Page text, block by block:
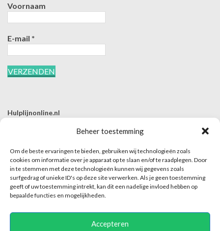
Beheer toestemming
Om de beste ervaringen te bieden, gebruiken wij technologieën zoals
cookies om informatie over je apparaat op te slaan en/of te raadplegen. Door
in te stemmen met deze technologieën kunnen wij gegevens zoals
surfgedrag of unieke ID's op deze site verwerken. Als je geen toestemming
geeft of uw toestemming intrekt, kan dit een nadelige invloed hebben op
bepaalde functies en mogelijkheden.
Accepteren
Voornaam
E-mail *
Hulplijnonline.nl
E | info@hulplijnonline.nl
Contactformulier
Over Hulplijnonline.nl
Het team van Hulplijnonline.nl